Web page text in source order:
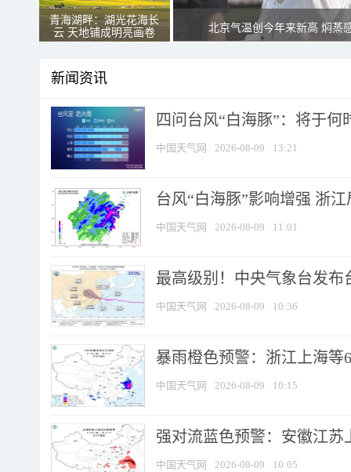
青海湖畔：湖光花海长
云 天地铺成明亮画卷
北京气温创今年来新高 焖蒸
新闻资讯
四问台风“白海豚”：将于
中国天气网 2026-08-09 13:21
台风“白海豚”影响增强 浙
中国天气网 2026-08-09 11:01
最高级别！中央气象台发布
中国天气网 2026-08-09 10:36
暴雨橙色预警：浙江上海等
中国天气网 2026-08-09 10:15
强对流蓝色预警：安徽江苏
中国天气网 2026-08-09 10:05